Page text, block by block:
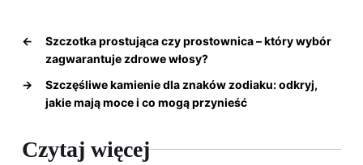
←
Szczotka prostująca czy prostownica – który wybór
zagwarantuje zdrowe włosy?
→
Szczęśliwe kamienie dla znaków zodiaku: odkryj,
jakie mają moce i co mogą przynieść
Czytaj więcej